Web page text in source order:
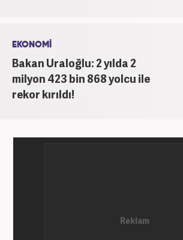
EKONOMİ
Bakan Uraloğlu: 2 yılda 2
milyon 423 bin 868 yolcu ile
rekor kırıldı!